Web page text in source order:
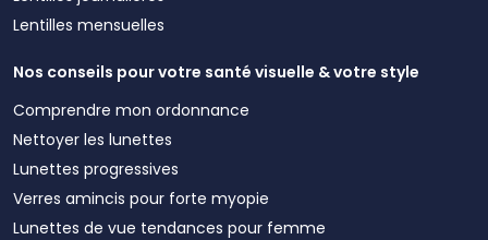
Lentilles mensuelles
Nos conseils pour votre santé visuelle & votre style
Comprendre mon ordonnance
Nettoyer les lunettes
Lunettes progressives
Verres amincis pour forte myopie
Lunettes de vue tendances pour femme